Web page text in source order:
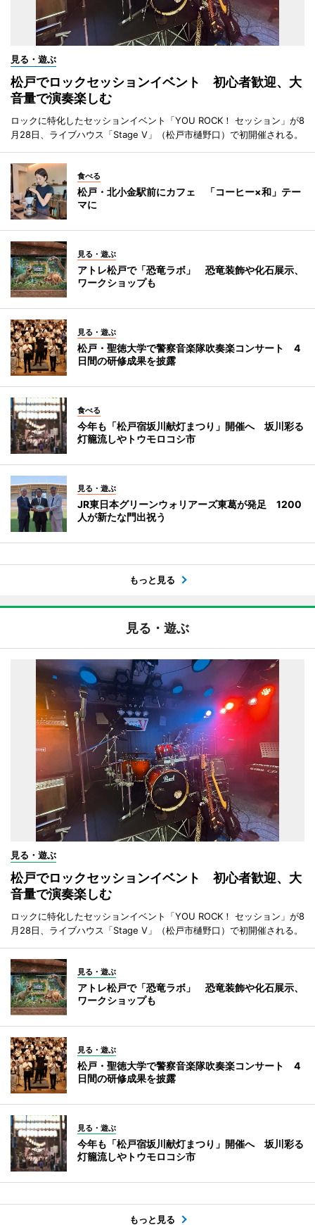
見る・遊ぶ
松戸でロックセッションイベント 初心者歓迎、大
音量で演奏楽しむ
ロックに特化したセッションイベント「YOU ROCK！ セッション」が8
月28日、ライブハウス「Stage V」（松戸市樋野口）で初開催される。
食べる
松戸・北小金駅前にカフェ 「コーヒー×和」テー
マに
見る・遊ぶ
アトレ松戸で「恐竜ラボ」 恐竜装飾や化石展示、
ワークショップも
見る・遊ぶ
松戸・聖徳大学で警察音楽隊吹奏楽コンサート 4
日間の研修成果を披露
食べる
今年も「松戸宿坂川献灯まつり」開催へ 坂川彩る
灯籠流しやトウモロコシ市
見る・遊ぶ
JR東日本グリーンウォリアーズ東葛が発足 1200
人が新たな門出祝う
もっと見る
見る・遊ぶ
見る・遊ぶ
松戸でロックセッションイベント 初心者歓迎、大
音量で演奏楽しむ
ロックに特化したセッションイベント「YOU ROCK！ セッション」が8
月28日、ライブハウス「Stage V」（松戸市樋野口）で初開催される。
見る・遊ぶ
アトレ松戸で「恐竜ラボ」 恐竜装飾や化石展示、
ワークショップも
見る・遊ぶ
松戸・聖徳大学で警察音楽隊吹奏楽コンサート 4
日間の研修成果を披露
見る・遊ぶ
今年も「松戸宿坂川献灯まつり」開催へ 坂川彩る
灯籠流しやトウモロコシ市
もっと見る